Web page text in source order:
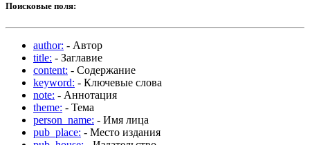
Поисковые поля:
author: - Автор
title: - Заглавие
content: - Содержание
keyword: - Ключевые слова
note: - Аннотация
theme: - Тема
person_name: - Имя лица
pub_place: - Место издания